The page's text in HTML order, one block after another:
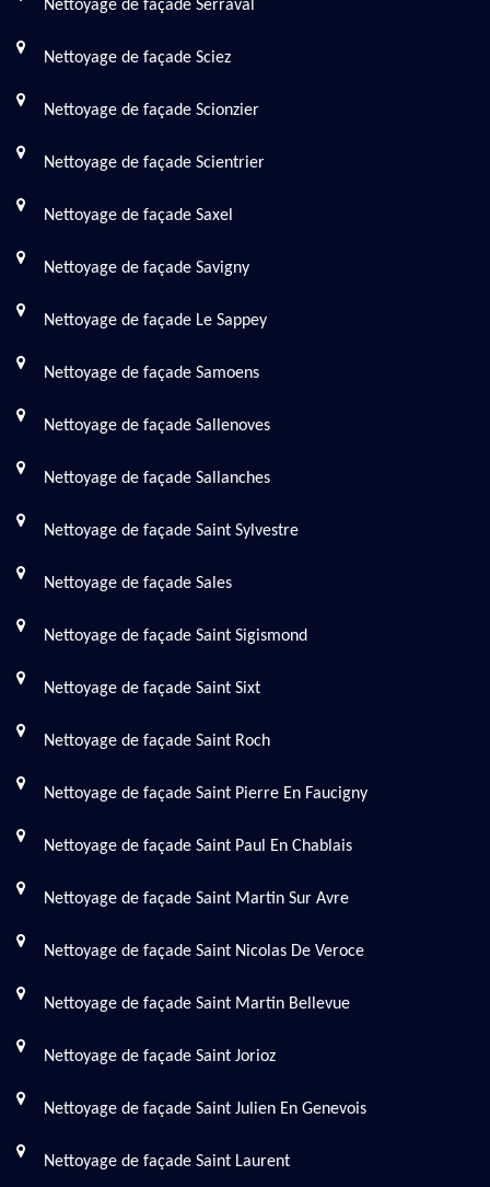
Nettoyage de façade Serraval
Nettoyage de façade Sciez
Nettoyage de façade Scionzier
Nettoyage de façade Scientrier
Nettoyage de façade Saxel
Nettoyage de façade Savigny
Nettoyage de façade Le Sappey
Nettoyage de façade Samoens
Nettoyage de façade Sallenoves
Nettoyage de façade Sallanches
Nettoyage de façade Saint Sylvestre
Nettoyage de façade Sales
Nettoyage de façade Saint Sigismond
Nettoyage de façade Saint Sixt
Nettoyage de façade Saint Roch
Nettoyage de façade Saint Pierre En Faucigny
Nettoyage de façade Saint Paul En Chablais
Nettoyage de façade Saint Martin Sur Avre
Nettoyage de façade Saint Nicolas De Veroce
Nettoyage de façade Saint Martin Bellevue
Nettoyage de façade Saint Jorioz
Nettoyage de façade Saint Julien En Genevois
Nettoyage de façade Saint Laurent